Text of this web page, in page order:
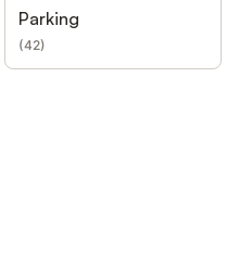
Parking
(42)